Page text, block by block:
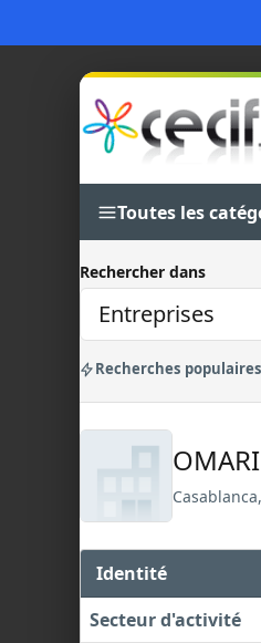
Toutes les
Rechercher dans
Recherches populaires
Identité
Secteur d'activité